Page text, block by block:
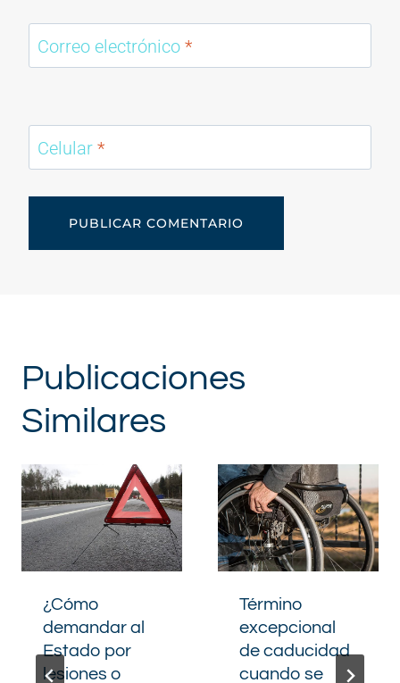
Correo electrónico *
Celular *
Publicaciones
Similares
¿Cómo
demandar al
Estado por
lesiones o
Término
excepcional
de caducidad
cuando se